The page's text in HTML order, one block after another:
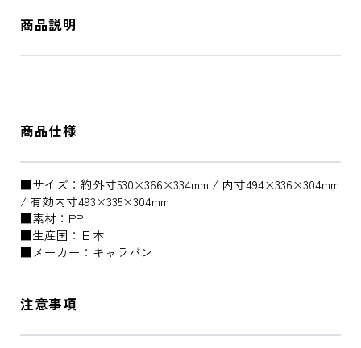
商品説明
商品仕様
■サイズ：約外寸530×366×334mm / 内寸494×336×304mm
/ 有効内寸493×335×304mm
■素材：PP
■生産国：日本
■メーカー：キャラバン
注意事項